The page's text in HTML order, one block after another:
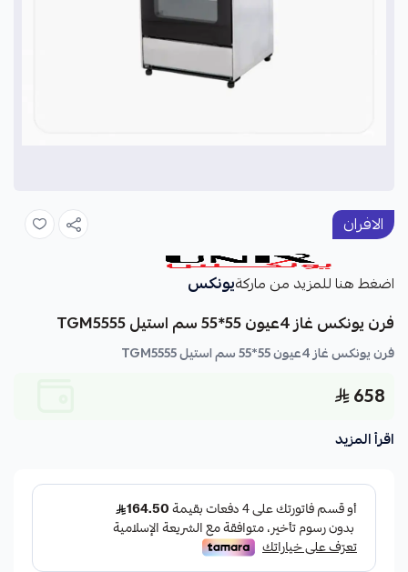
الافران
اضغط هنا للمزيد من ماركةيونكس
فرن يونكس غاز 4عيون 55*55 سم استيل TGM5555
فرن يونكس غاز 4عيون 55*55 سم استيل TGM5555
658
اقرأ المزيد